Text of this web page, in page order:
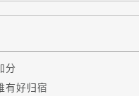
分
有好归宿